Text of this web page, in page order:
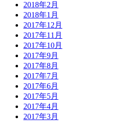
2018年2月
2018年1月
2017年12月
2017年11月
2017年10月
2017年9月
2017年8月
2017年7月
2017年6月
2017年5月
2017年4月
2017年3月